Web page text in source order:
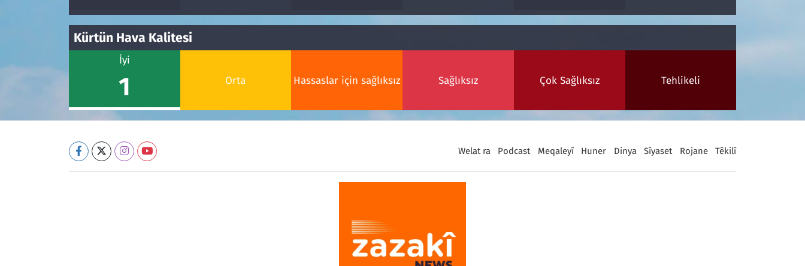
Kürtün Hava Kalitesi
İyi
1 Orta Hassaslar için sağlıksız Sağlıksız Çok Sağlıksız Tehlikeli
Welat ra Podcast Meqaleyî Huner Dinya Sîyaset Rojane Têkilî